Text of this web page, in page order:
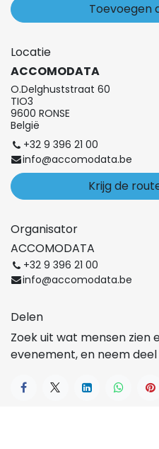
Toevoegen
Locatie
ACCOMODATA
O.Delghuststraat 60
TIO3
9600 RONSE
België
+32 9 396 21 00
info@accomodata.be
Krijg de
Organisator
ACCOMODATA
+32 9 396 21 00
info@accomodata.be
Delen
Zoek uit wat mensen zien
evenement, en neem